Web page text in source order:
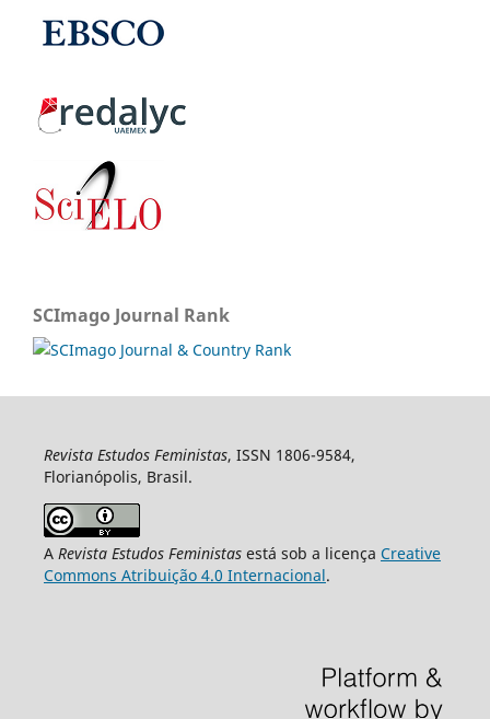
SCImago Journal Rank
Revista Estudos Feministas, ISSN 1806-9584,
Florianópolis, Brasil.
A Revista Estudos Feministasestá sob a licença Creative
Commons Atribuição 4.0 Internacional.